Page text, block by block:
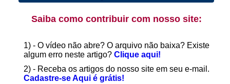
Saiba como contribuir com nosso site:
1) - O vídeo não abre? O arquivo não baixa? Existe
algum erro neste artigo? Clique aqui!
2) - Receba os artigos do nosso site em seu e-mail.
Cadastre-se Aqui é grátis!